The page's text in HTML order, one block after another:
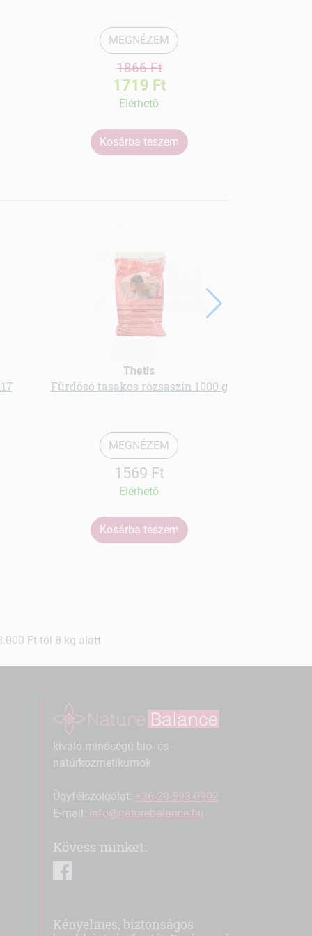
MEGNÉZEM
1866 Ft
1719 Ft
Elérhetõ
Kosárba teszem
Thetis
Fürdősó tasakos rózsaszín 1000 g
MEGNÉZEM
1569 Ft
Elérhetõ
Kosárba teszem
Ft-tól 8 kg alatt
kiváló minőségű bio- és
natúrkozmetikumok
Ügyfélszolgálat: +36-20-593-0902
E-mail: info@naturebalance.hu
Kövess minket:
Kényelmes, biztonságos